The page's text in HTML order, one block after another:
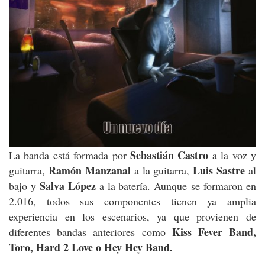
La banda está formada por Sebastián Castro a la voz y
guitarra, Ramón Manzanala la guitarra,Luis Sastre al
bajo y Salva Lópeza la batería. Aunque se formaron en
2.016, todos sus componentes tienen ya amplia
experiencia en los escenarios, ya que provienen de
diferentes bandas anteriores como Kiss Fever Band,
Toro, Hard 2 Love o Hey Hey Band.